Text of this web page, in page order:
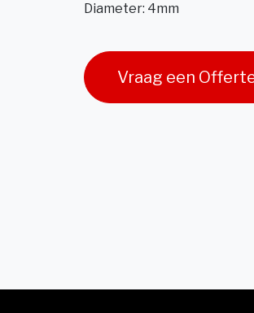
Diameter: 4mm
Vraag een